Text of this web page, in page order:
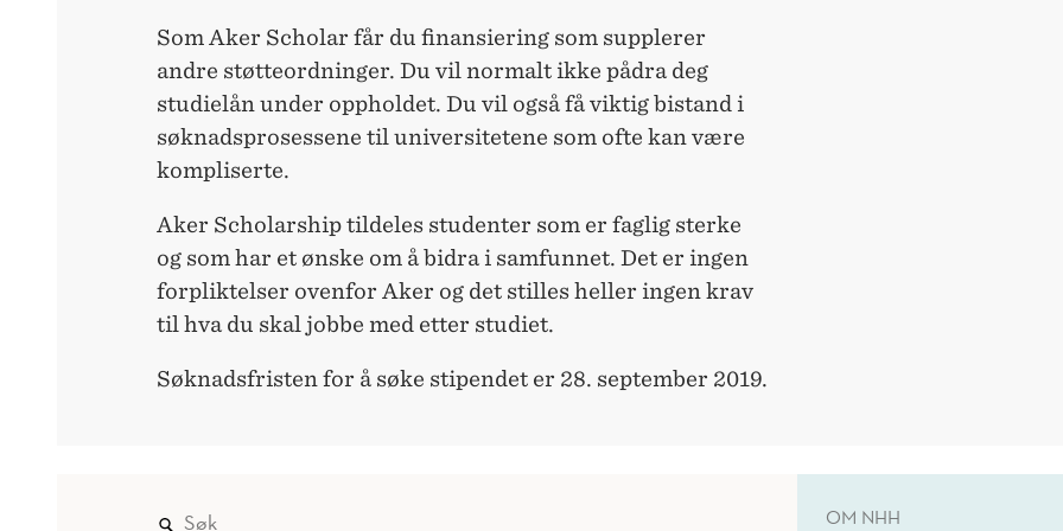
Som Aker Scholar får du finansiering som supplerer
andre støtteordninger. Du vil normalt ikke pådra deg
studielån under oppholdet. Du vil også få viktig bistand i
søknadsprosessene til universitetene som ofte kan være
kompliserte.
Aker Scholarship tildeles studenter som er faglig sterke
og som har et ønske om å bidra i samfunnet. Det er ingen
forpliktelser ovenfor Aker og det stilles heller ingen krav
til hva du skal jobbe med etter studiet.
Søknadsfristen for å søke stipendet er 28. september 2019.
OM NHH